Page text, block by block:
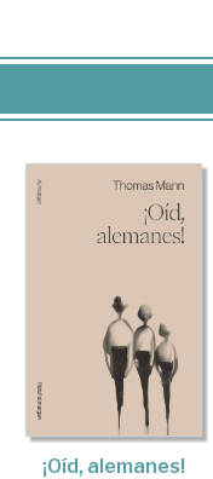
¡Oíd, alemanes!